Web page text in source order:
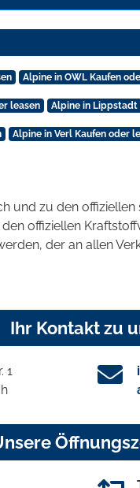
Alpine in OWL Kaufen
leasen Alpine in Lippstadt
Alpine in Verl Kaufen oder
und zu den offiziellen
offiziellen
der an allen
Ihr Kontakt zu
1